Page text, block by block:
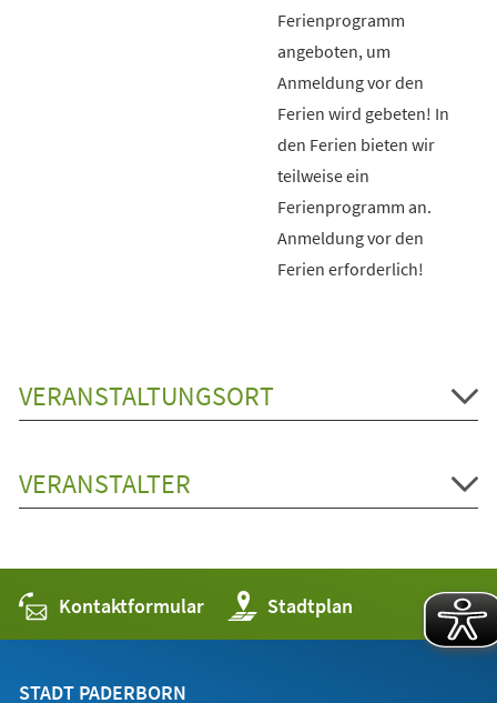
Ferienprogramm
angeboten, um
Anmeldung vor den
Ferien wird gebeten! In
den Ferien bieten wir
teilweise ein
Ferienprogramm an.
Anmeldung vor den
Ferien erforderlich!
VERANSTALTUNGSORT
VERANSTALTER
Kontaktformular Stadtplan
(Öffnet
in
einem
STADT PADERBORN